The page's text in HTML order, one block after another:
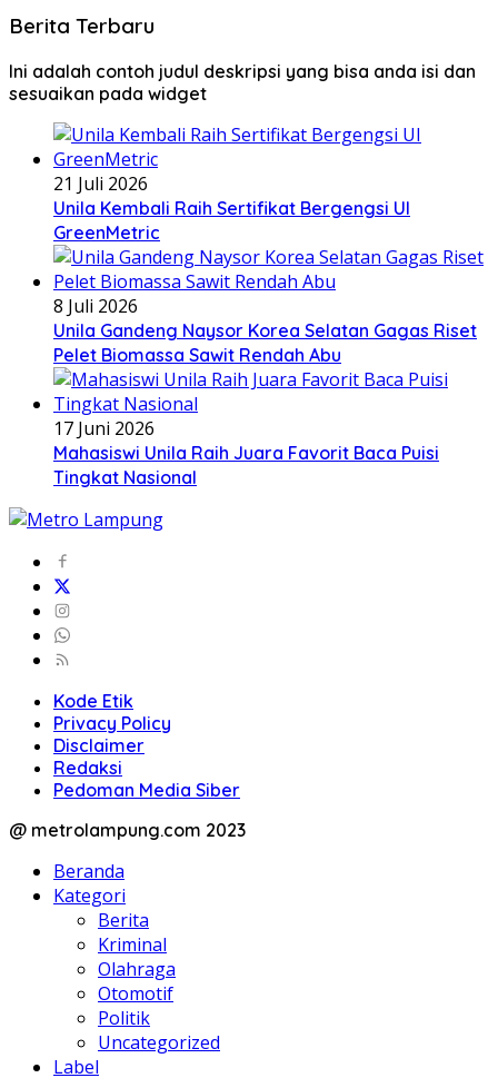
Berita Terbaru
Ini adalah contoh judul deskripsi yang bisa anda isi dan
sesuaikan pada widget
21 Juli 2026
Unila Kembali Raih Sertifikat Bergengsi UI
GreenMetric
8 Juli 2026
Unila Gandeng Naysor Korea Selatan Gagas Riset
Pelet Biomassa Sawit Rendah Abu
17 Juni 2026
Mahasiswi Unila Raih Juara Favorit Baca Puisi
Tingkat Nasional
Kode Etik
Privacy Policy
Disclaimer
Redaksi
Pedoman Media Siber
@ metrolampung.com 2023
Beranda
Kategori
Berita
Kriminal
Olahraga
Otomotif
Politik
Uncategorized
Label